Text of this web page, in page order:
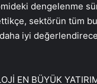
dengelenme
sektörün tüm
iyi
EN BÜYÜK